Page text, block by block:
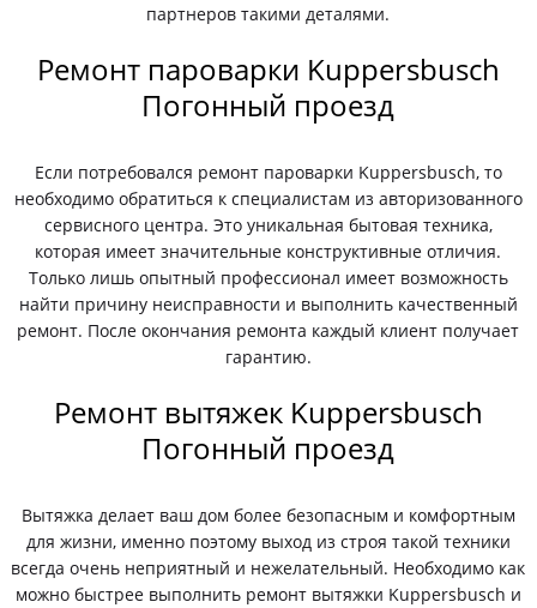
партнеров такими деталями.
Ремонт пароварки Kuppersbusch
Погонный проезд
Если потребовался ремонт пароварки Kuppersbusch, то
необходимо обратиться к специалистам из авторизованного
сервисного центра. Это уникальная бытовая техника,
которая имеет значительные конструктивные отличия.
Только лишь опытный профессионал имеет возможность
найти причину неисправности и выполнить качественный
ремонт. После окончания ремонта каждый клиент получает
гарантию.
Ремонт вытяжек Kuppersbusch
Погонный проезд
Вытяжка делает ваш дом более безопасным и комфортным
для жизни, именно поэтому выход из строя такой техники
всегда очень неприятный и нежелательный. Необходимо как
можно быстрее выполнить ремонт вытяжки Kuppersbusch и